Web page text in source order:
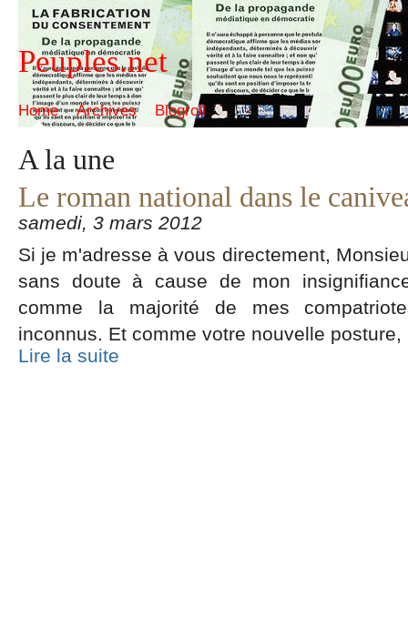
Peuples.net
Home Archives Blogroll
A la une
Le roman national dans le
samedi, 3 mars 2012
Si je m'adresse à vous directement,
sans doute à cause de mon
comme la majorité de mes
inconnus. Et comme votre nouvelle posture,
Lire la suite